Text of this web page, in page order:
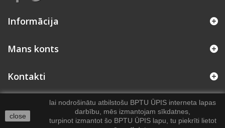
close
lai nodrošinātu atbilstošu BPTU ŪPIS interneta lapas
darbību, mēs izmantojam sīkdatnes,
turpinot izmantot šo BPTU ŪPIS lapu, tu piekrīti lietot
Informācija
Mans konts
Kontakti